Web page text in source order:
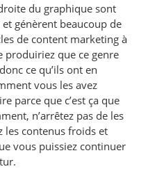
du graphique sont
génèrent beaucoup de
de content marketing à
produiriez que ce genre
ce qu’ils ont en
vous les avez
parce que c’est ça que
n’arrêtez pas de les
les contenus froids et
vous puissiez continuer